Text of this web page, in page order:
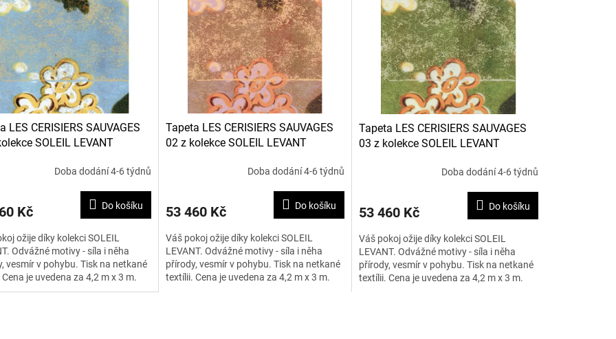
LES CERISIERS SAUVAGES
SOLEIL LEVANT
Doba dodání 4-6 týdnů
Kč Do košíku
ožije díky kolekci SOLEIL
Odvážné motivy - síla i něha
vesmír v pohybu. Tisk na netkané
je uvedena za 4,2 m x 3 m.
Tapeta LES CERISIERS SAUVAGES
02 z kolekce SOLEIL LEVANT
Doba dodání 4-6 týdnů
53 460 Kč Do košíku
Váš pokoj ožije díky kolekci SOLEIL
LEVANT. Odvážné motivy - síla i něha
přírody, vesmír v pohybu. Tisk na netkané
textílii. Cena je uvedena za 4,2 m x 3 m.
Tapeta LES CERISIERS SAUVAGES
03 z kolekce SOLEIL LEVANT
Doba dodání 4-6 týdnů
53 460 Kč Do košíku
Váš pokoj ožije díky kolekci SOLEIL
LEVANT. Odvážné motivy - síla i něha
přírody, vesmír v pohybu. Tisk na netkané
textílii. Cena je uvedena za 4,2 m x 3 m.